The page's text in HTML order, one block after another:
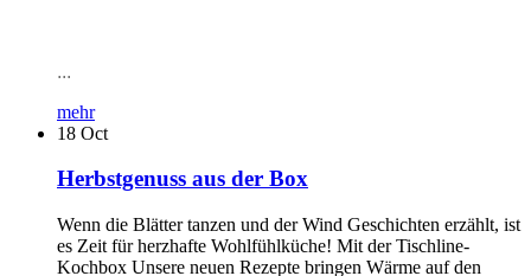
...
mehr
18 Oct
Herbstgenuss aus der Box
Wenn die Blätter tanzen und der Wind Geschichten erzählt, ist
es Zeit für herzhafte Wohlfühlküche! Mit der Tischline-
Kochbox Unsere neuen Rezepte bringen Wärme auf den